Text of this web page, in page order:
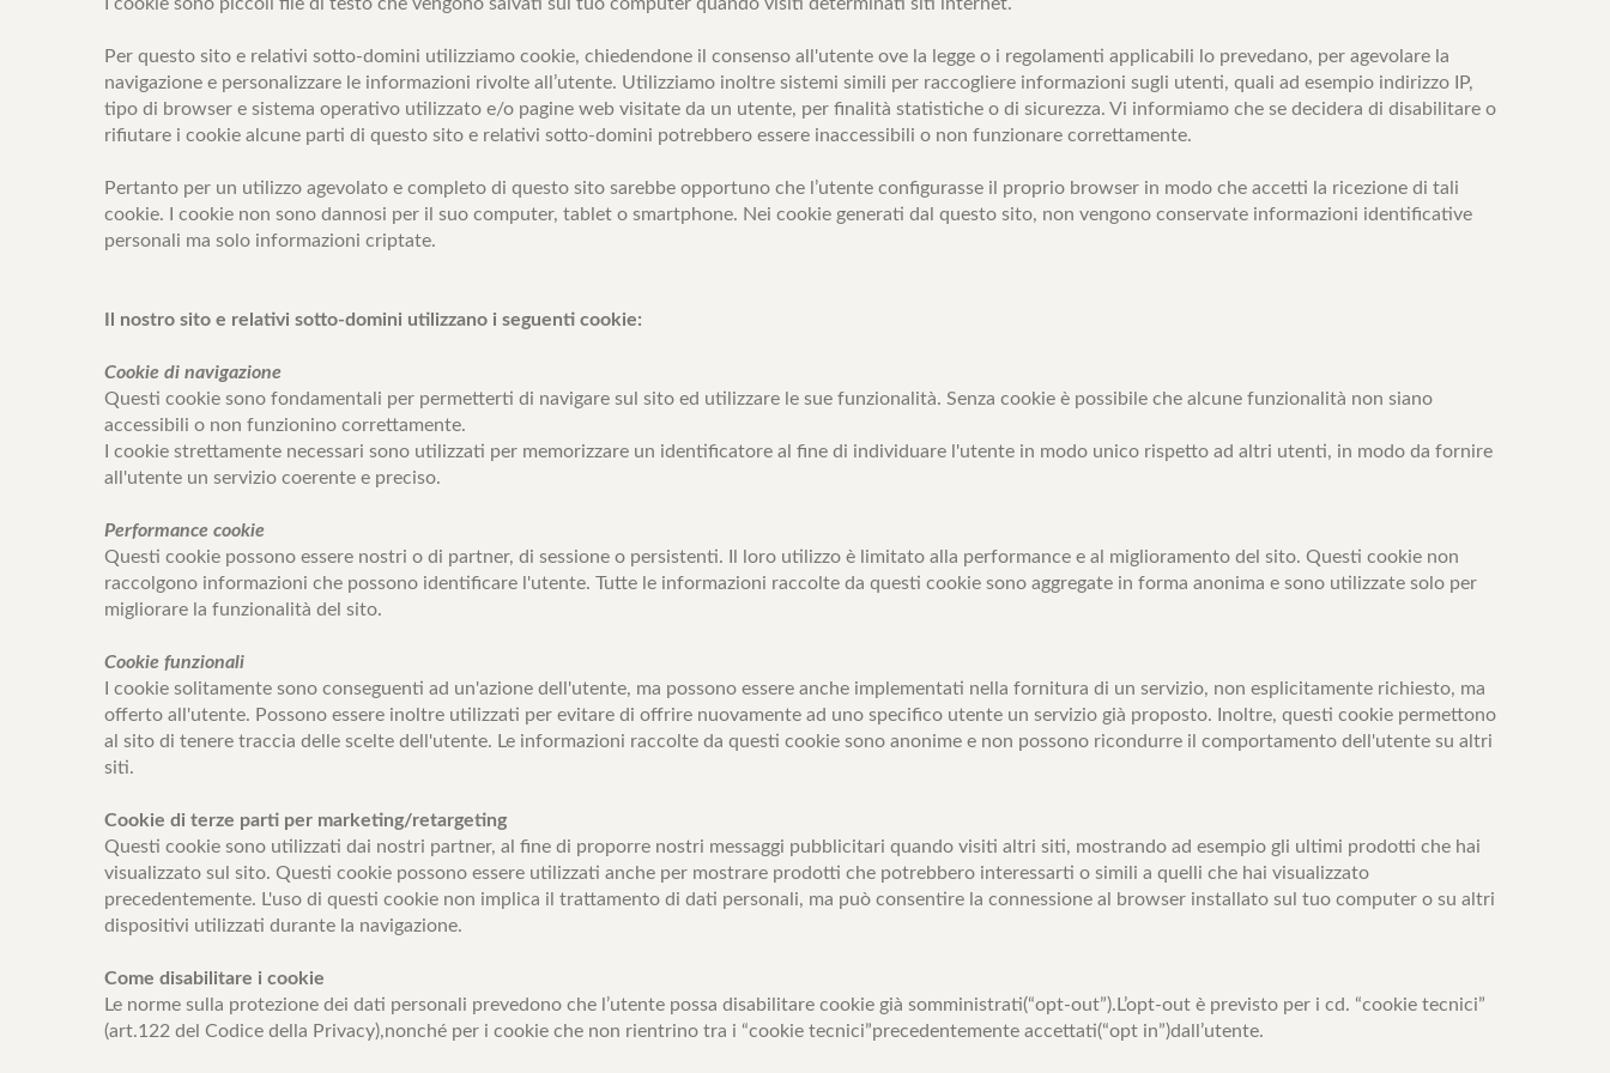
Per questo sito e relativi sotto-domini utilizziamo cookie, chiedendone il consenso all'utente ove la legge o i regolamenti applicabili lo prevedano, per agevolare la
navigazione e personalizzare le informazioni rivolte all’utente. Utilizziamo inoltre sistemi simili per raccogliere informazioni sugli utenti, quali ad esempio indirizzo IP,
tipo di browser e sistema operativo utilizzato e/o pagine web visitate da un utente, per finalità statistiche o di sicurezza. Vi informiamo che se decidera di disabilitare o
rifiutare i cookie alcune parti di questo sito e relativi sotto-domini potrebbero essere inaccessibili o non funzionare correttamente.
Pertanto per un utilizzo agevolato e completo di questo sito sarebbe opportuno che l’utente configurasse il proprio browser in modo che accetti la ricezione di tali
cookie. I cookie non sono dannosi per il suo computer, tablet o smartphone. Nei cookie generati dal questo sito, non vengono conservate informazioni identificative
personali ma solo informazioni criptate.
Il nostro sito e relativi sotto-domini utilizzano i seguenti cookie:
Cookie di navigazione
Questi cookie sono fondamentali per permetterti di navigare sul sito ed utilizzare le sue funzionalità. Senza cookie è possibile che alcune funzionalità non siano
accessibili o non funzionino correttamente.
I cookie strettamente necessari sono utilizzati per memorizzare un identificatore al fine di individuare l'utente in modo unico rispetto ad altri utenti, in modo da fornire
all'utente un servizio coerente e preciso.
Performance cookie
Questi cookie possono essere nostri o di partner, di sessione o persistenti. Il loro utilizzo è limitato alla performance e al miglioramento del sito. Questi cookie non
raccolgono informazioni che possono identificare l'utente. Tutte le informazioni raccolte da questi cookie sono aggregate in forma anonima e sono utilizzate solo per
migliorare la funzionalità del sito.
Cookie funzionali
I cookie solitamente sono conseguenti ad un'azione dell'utente, ma possono essere anche implementati nella fornitura di un servizio, non esplicitamente richiesto, ma
offerto all'utente. Possono essere inoltre utilizzati per evitare di offrire nuovamente ad uno specifico utente un servizio già proposto. Inoltre, questi cookie permettono
al sito di tenere traccia delle scelte dell'utente. Le informazioni raccolte da questi cookie sono anonime e non possono ricondurre il comportamento dell'utente su altri
siti.
Cookie di terze parti per marketing/retargeting
Questi cookie sono utilizzati dai nostri partner, al fine di proporre nostri messaggi pubblicitari quando visiti altri siti, mostrando ad esempio gli ultimi prodotti che hai
visualizzato sul sito. Questi cookie possono essere utilizzati anche per mostrare prodotti che potrebbero interessarti o simili a quelli che hai visualizzato
precedentemente. L'uso di questi cookie non implica il trattamento di dati personali, ma può consentire la connessione al browser installato sul tuo computer o su altri
dispositivi utilizzati durante la navigazione.
Come disabilitare i cookie
Le norme sulla protezione dei dati personali prevedono che l’utente possa disabilitare cookie già somministrati(“opt-out”).L’opt-out è previsto per i cd. “cookie tecnici”
(art.122 del Codice della Privacy),nonché per i cookie che non rientrino tra i “cookie tecnici”precedentemente accettati(“opt in”)dall’utente.